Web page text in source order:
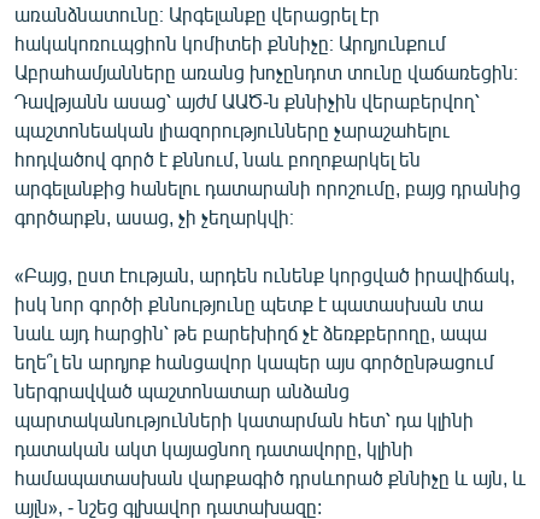
առանձնատունը։ Արգելանքը վերացրել էր
հակակոռուպցիոն կոմիտեի քննիչը։ Արդյունքում
Աբրահամյանները առանց խոչընդոտ տունը վաճառեցին։
Դավթյանն ասաց՝ այժմ ԱԱԾ-ն քննիչին վերաբերվող՝
պաշտոնեական լիազորությունները չարաշահելու
հոդվածով գործ է քննում, նաև բողոքարկել են
արգելանքից հանելու դատարանի որոշումը, բայց դրանից
գործարքն, ասաց, չի չեղարկվի։
«Բայց, ըստ էության, արդեն ունենք կորցված իրավիճակ,
իսկ նոր գործի քննությունը պետք է պատասխան տա
նաև այդ հարցին՝ թե բարեխիղճ չէ ձեռքբերողը, ապա
եղե՞լ են արդյոք հանցավոր կապեր այս գործընթացում
ներգրավված պաշտոնատար անձանց
պարտականությունների կատարման հետ՝ դա կլինի
դատական ակտ կայացնող դատավորը, կլինի
համապատասխան վարքագիծ դրսևորած քննիչը և այն, և
այլն», - նշեց գլխավոր դատախազը: